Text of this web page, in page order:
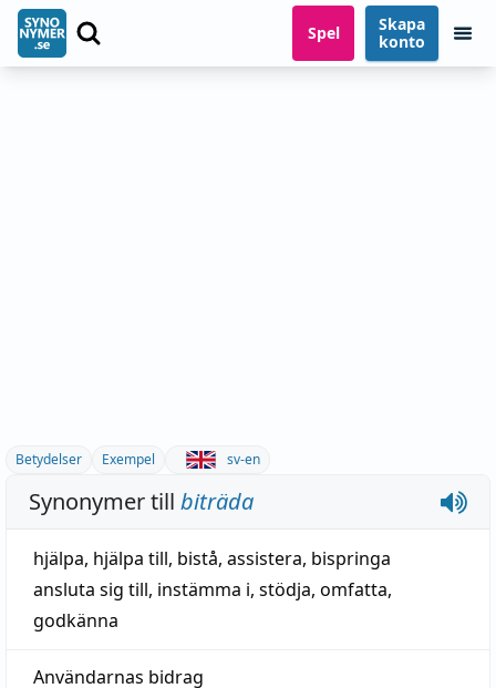
Spel
Skapa
konto
Betydelser Exempel sv-en
Synonymer till biträda
hjälpa, hjälpa till, bistå, assistera, bispringa
ansluta sig till, instämma i, stödja, omfatta,
godkänna
Användarnas bidrag